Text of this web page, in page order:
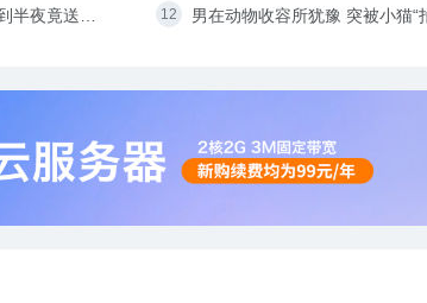
半夜竟送它 男在动物收容所犹豫 突被小猫“